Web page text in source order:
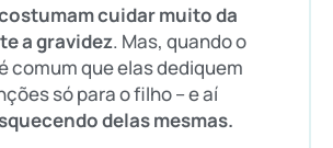
cuidar muito da
a gravidez. Mas, quando o
comum que elas dediquem
só para o filho – e aí
delas mesmas.